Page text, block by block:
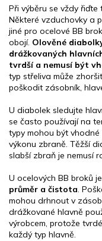
Při výběru se vždy
Některé vzduchovky a
jiné pro ocelové BB
obojí. Olověné
drážkovaných
tvrdší a nemusí být
typ střeliva může
poškodit zásobník,
U diabolek sledujte
se často používají na
typy mohou být
výkonu zbraně. Těžší
slabší zbraň je nemusí
U ocelových BB broků
průměr a čistota.
mohou drhnout v
drážkované hlavně
výrobcem, protože
každý typ hlavně.